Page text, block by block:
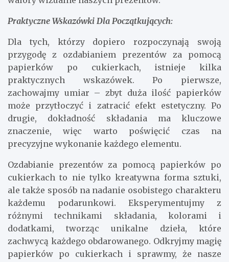
Praktyczne Wskazówki Dla Początkujących:
Dla tych, którzy dopiero rozpoczynają swoją
przygodę z ozdabianiem prezentów za pomocą
papierków po cukierkach, istnieje kilka
praktycznych wskazówek. Po pierwsze,
zachowajmy umiar – zbyt duża ilość papierków
może przytłoczyć i zatracić efekt estetyczny. Po
drugie, dokładność składania ma kluczowe
znaczenie, więc warto poświęcić czas na
precyzyjne wykonanie każdego elementu.
Ozdabianie prezentów za pomocą papierków po
cukierkach to nie tylko kreatywna forma sztuki,
ale także sposób na nadanie osobistego charakteru
każdemu podarunkowi. Eksperymentujmy z
różnymi technikami składania, kolorami i
dodatkami, tworząc unikalne dzieła, które
zachwycą każdego obdarowanego. Odkryjmy magię
papierków po cukierkach i sprawmy, że nasze